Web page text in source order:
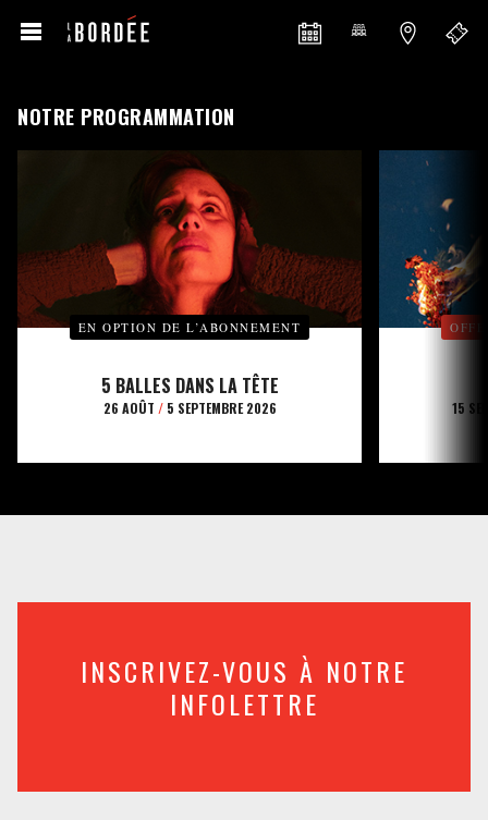
NOTRE PROGRAMMATION
EN OPTION DE L’ABONNEMENT
5 BALLES DANS LA TÊTE
26 AOÛT /5 SEPTEMBRE 2026 15
INSCRIVEZ-VOUS À NOTRE
INFOLETTRE